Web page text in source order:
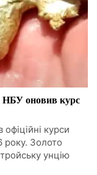
НБУ оновив курс
курси
року. Золото
унцію